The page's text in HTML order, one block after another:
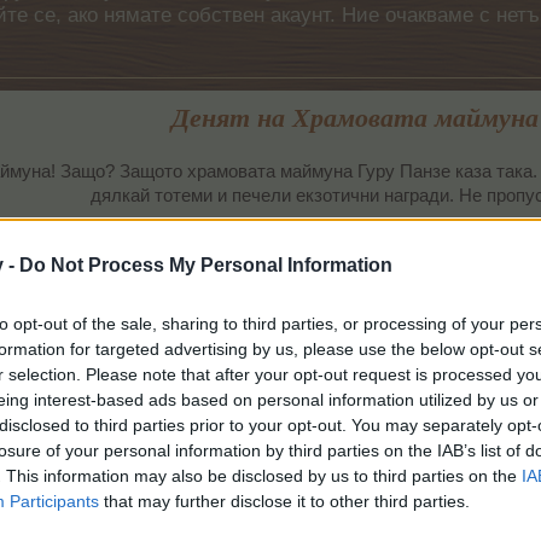
- Do Not Process My Personal Information
opt-out of the sale, sharing to third parties, or processing of your
for targeted advertising by us, please use the below opt-out
selection. Please note that after your opt-out request is processed
interest-based ads based on personal information utilized by us
to third parties prior to your opt-out. You may separately
of your personal information by third parties on the IAB’s list of
This information may also be disclosed by us to third parties on the
Participants that may further disclose it to other third parties.
се, ако нямате собствен акаунт. Ние очакваме с
Денят на Храмовата маймуна
Защо? Защото храмовата маймуна Гуру Панзе каза
дялкай тотеми и печели екзотични награди. Не
Край: 28.05.2018 г. до 15:00 часа
Информация
ЧЗВ
Дискусия